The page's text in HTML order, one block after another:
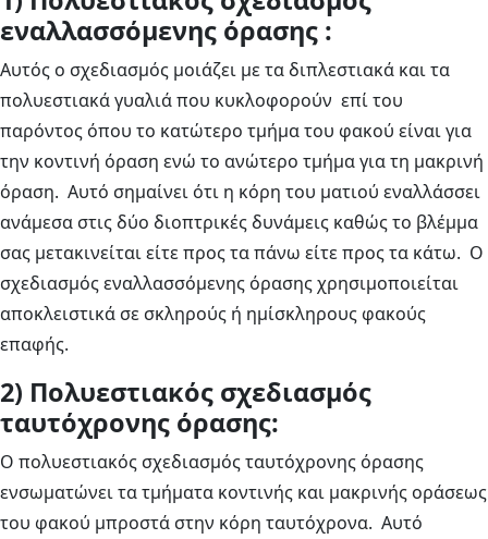
εναλλασσόμενης όρασης :
Αυτός ο σχεδιασμός μοιάζει με τα διπλεστιακά και τα
πολυεστιακά γυαλιά που κυκλοφορούν επί του
παρόντος όπου το κατώτερο τμήμα του φακού είναι για
την κοντινή όραση ενώ το ανώτερο τμήμα για τη μακρινή
όραση. Αυτό σημαίνει ότι η κόρη του ματιού εναλλάσσει
ανάμεσα στις δύο διοπτρικές δυνάμεις καθώς το βλέμμα
σας μετακινείται είτε προς τα πάνω είτε προς τα κάτω. Ο
σχεδιασμός εναλλασσόμενης όρασης χρησιμοποιείται
αποκλειστικά σε σκληρούς ή ημίσκληρους φακούς
επαφής.
2) Πολυεστιακός σχεδιασμός
ταυτόχρονης όρασης:
Ο πολυεστιακός σχεδιασμός ταυτόχρονης όρασης
ενσωματώνει τα τμήματα κοντινής και μακρινής οράσεως
του φακού μπροστά στην κόρη ταυτόχρονα. Αυτό